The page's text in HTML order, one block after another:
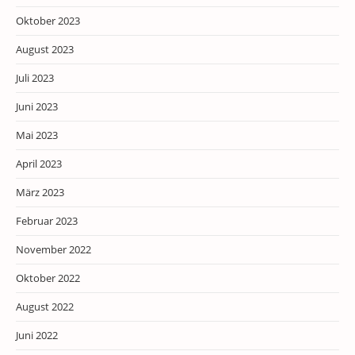
Oktober 2023
August 2023
Juli 2023
Juni 2023
Mai 2023
April 2023
März 2023
Februar 2023
November 2022
Oktober 2022
August 2022
Juni 2022